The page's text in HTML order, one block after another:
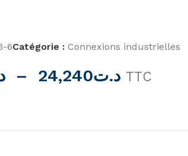
6Catégorie : Connexions industrielles
– د.ت24,240 TTC